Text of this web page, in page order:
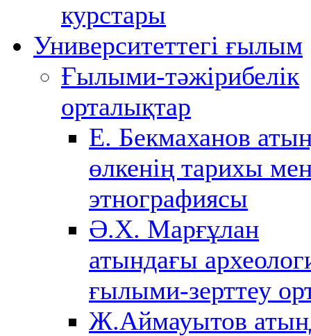
курстары
Университеттегі ғылым
Ғылыми-тәжірибелік
орталықтар
Е. Бекмаханов
өлкенің тарихы
этнографиясы
Ә.Х. Марғұлан
атындағы
ғылыми-зерттеу
Ж.Аймауытов